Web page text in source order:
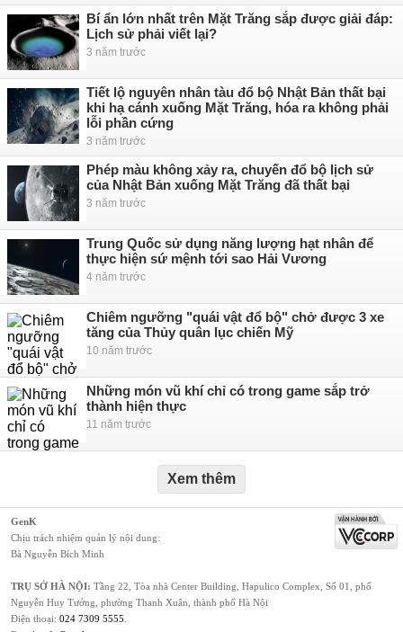
Bí ẩn lớn nhất trên Mặt Trăng sắp được giải đáp:
Lịch sử phải viết lại?
3 năm trước
Tiết lộ nguyên nhân tàu đổ bộ Nhật Bản thất bại
khi hạ cánh xuống Mặt Trăng, hóa ra không phải
lỗi phần cứng
3 năm trước
Phép màu không xảy ra, chuyến đổ bộ lịch sử
của Nhật Bản xuống Mặt Trăng đã thất bại
3 năm trước
Trung Quốc sử dụng năng lượng hạt nhân để
thực hiện sứ mệnh tới sao Hải Vương
4 năm trước
Chiêm ngưỡng "quái vật đổ bộ" chở được 3 xe
tăng của Thủy quân lục chiến Mỹ
10 năm trước
Những món vũ khí chỉ có trong game sắp trở
thành hiện thực
11 năm trước
Xem thêm
GenK
Chịu trách nhiệm quản lý nội dung:
Bà Nguyễn Bích Minh
TRỤ SỞ HÀ NỘI: Tầng 22, Tòa nhà Center Building, Hapulico Complex, Số 01, phố
Nguyễn Huy Tưởng, phường Thanh Xuân, thành phố Hà Nội
Điện thoại: 024 7309 5555